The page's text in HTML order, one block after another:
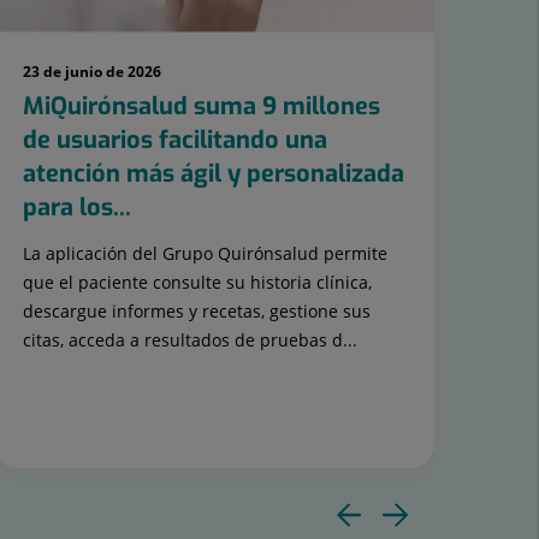
23 de junio de 2026
MiQuirónsalud suma 9 millones
de usuarios facilitando una
atención más ágil y personalizada
para los...
La aplicación del Grupo Quirónsalud permite
que el paciente consulte su historia clínica,
descargue informes y recetas, gestione sus
citas, acceda a resultados de pruebas d...